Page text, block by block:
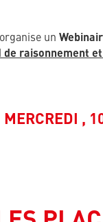
organise un
de raisonnement
MERCREDI ,